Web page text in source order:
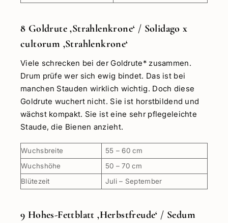
8 Goldrute ‚Strahlenkrone‘ / Solidago x
cultorum ‚Strahlenkrone‘
Viele schrecken bei der Goldrute* zusammen.
Drum prüfe wer sich ewig bindet. Das ist bei
manchen Stauden wirklich wichtig. Doch diese
Goldrute wuchert nicht. Sie ist horstbildend und
wächst kompakt. Sie ist eine sehr pflegeleichte
Staude, die Bienen anzieht.
Wuchsbreite
55 – 60 cm
Wuchshöhe
50 – 70 cm
Blütezeit
Juli – September
9 Hohes-Fettblatt ‚Herbstfreude‘ / Sedum